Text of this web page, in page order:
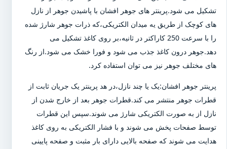
تشکیل می شود.پرینتر های جوهر افشان با پاشیدن جوهر از نازل
های کوچک از طریق یه میدان الکتریکی،که ذرات جوهر شارژ شده
را با سرعت 250 کاراکتر در ثانیه،بر روی کاغذ تشکیل می
دهد.جوهر درون کاغذ جذب می شود و فورا خشک می شود.از رنگ
های مختلف جوهر نیز می توان استفاده کرد.
پرینتر جوهر افشان:یک یا چند نازل،در هد پرینتر یک جریان ثابت از
قطرات جوهر منتشر می کند.قطرات جوهر بعد از خارج شدن از
نازل از به صورت الکتریکی شارژ می شوند.سپس این قطرات
توسط صفحات پخش می شوند و با فشار الکتریکی به روی کاغذ
هدایت می شوند که صفحه بالایی دارای بار مثبت و صفحه پایینی